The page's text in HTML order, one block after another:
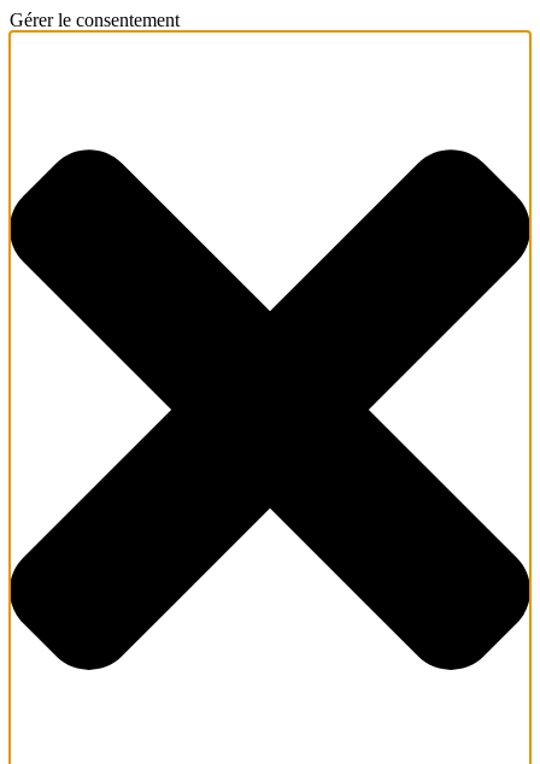
Gérer le consentement